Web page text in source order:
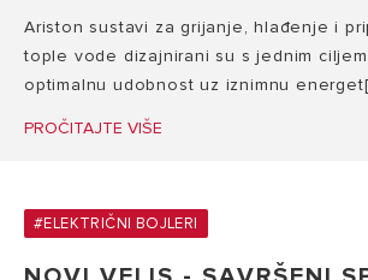
Ariston sustavi za grijanje, hlađenje i
tople vode dizajnirani su s jednim
optimalnu udobnost uz iznimnu
PROČITAJTE VIŠE
#ELEKTRIČNI BOJLERI